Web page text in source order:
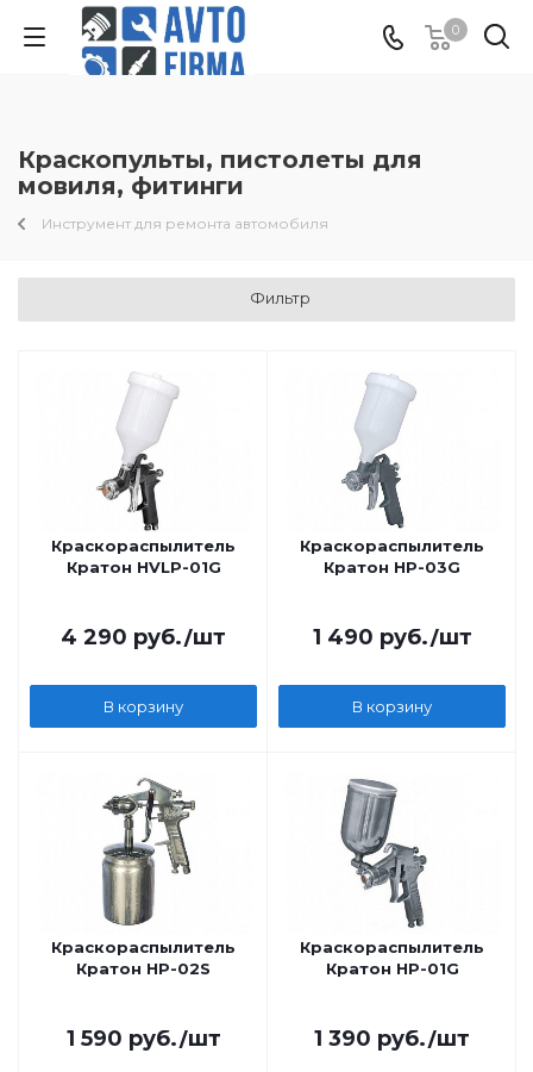
0
Краскопульты, пистолеты для
мовиля, фитинги
Инструмент для ремонта автомобиля
Фильтр
Краскораспылитель
Кратон HVLP-01G
4 290 руб./шт
В корзину
Краскораспылитель
Кратон HP-03G
1 490 руб./шт
В корзину
Краскораспылитель
Кратон HP-02S
1 590 руб./шт
Краскораспылитель
Кратон HP-01G
1 390 руб./шт